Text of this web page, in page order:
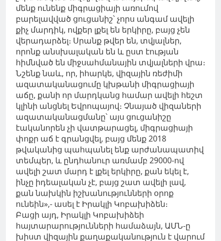
մենք ունենք միգրացիայի առումով
բարելավված ցուցանիշ՝ չորս անգամ ավելի
քիչ մարդիկ, ովքեր լքել են երկիրը, բայց չեն
վերադարձել։ Սրանք թվեր են, տվյալներ,
որոնք անսխալական են և ըստ էության
հիմնված են միջսահմանային տվյալների վրա։
Նշենք նաև, որ, իհարկե, վիզային ռեժիմի
ազատականացումը կխթանի միգրացիայի
աճը, քանի որ մարդկանց համար ավելի հեշտ
կլինի անցնել Եվրոպայով։ Չնայած վիզաների
ազատականացմանը՝ այս ցուցանիշը
էականորեն չի վատթարացել, միգրացիայի
փոքր աճ է գրանցվել, բայց մենք 2018
թվականից պահպանել ենք արժանապատիվ
տեմպեր, և ընդհանուր առմամբ 29000-ով
ավելի շատ մարդ է լքել երկիրը, քան եկել է,
ինչը իդեալական չէ, բայց շատ ավելի լավ,
քան նախկին իշխանությունների օրոք
ունեին»,- ասել է Իրակլի Կոբախիձեն։
Բացի այդ, Իրակլի Կոբախիձեի
հայտարարությունների համաձայն, ԱՄՆ-ը
խիստ վիզային քաղաքականություն է վարում